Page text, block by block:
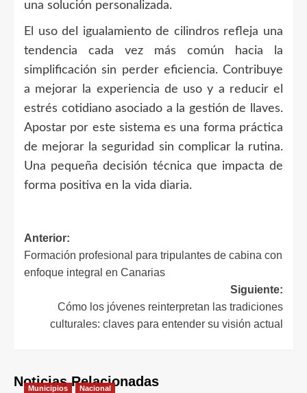
una solución personalizada.
El uso del igualamiento de cilindros refleja una
tendencia cada vez más común hacia la
simplificación sin perder eficiencia. Contribuye
a mejorar la experiencia de uso y a reducir el
estrés cotidiano asociado a la gestión de llaves.
Apostar por este sistema es una forma práctica
de mejorar la seguridad sin complicar la rutina.
Una pequeña decisión técnica que impacta de
forma positiva en la vida diaria.
Navegación
de
entradas
Anterior:
Formación profesional para tripulantes de cabina con
enfoque integral en Canarias
Siguiente:
Cómo los jóvenes reinterpretan las tradiciones
culturales: claves para entender su visión actual
Noticias Relacionadas
Municipios Nacional